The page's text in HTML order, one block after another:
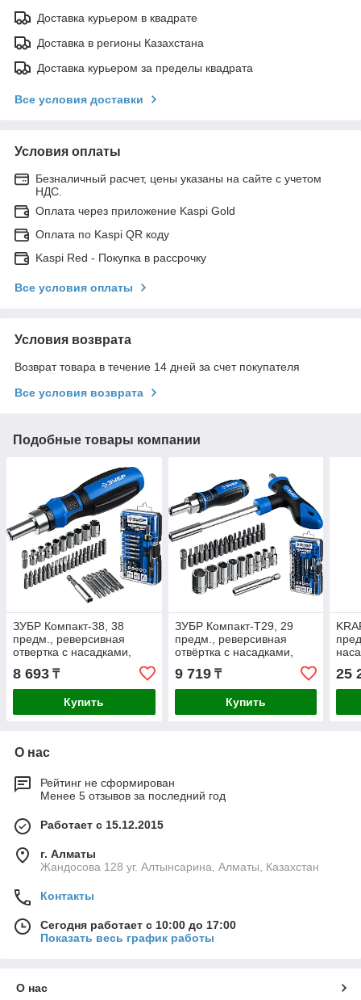
Доставка курьером в квадрате
Доставка в регионы Казахстана
Доставка курьером за пределы квадрата
Все условия доставки
Условия оплаты
Безналичный расчет, цены указаны на сайте с учетом
НДС.
Оплата через приложение Kaspi Gold
Оплата по Kaspi QR коду
Kaspi Red - Покупка в рассрочку
Все условия оплаты
Условия возврата
Возврат товара в течение 14 дней за счет покупателя
Все условия возврата
Подобные товары компании
ЗУБР Компакт-38, 38
предм., реверсивная
отвертка с насадками,
Профессионал (25165-
H38)
8 693 ₸
Купить
ЗУБР Компакт-Т29, 29
предм., реверсивная
отвёртка с насадками,
Профессионал (25168-
H29)
9 719₸
Купить
25
О нас
Рейтинг не сформирован
Менее 5 отзывов за последний год
Работает с 15.12.2015
г. Алматы
Жандосова 128 уг. Алтынсарина, Алматы, Казахстан
Контакты
Сегодня работает с 10:00 до 17:00
Показать весь график работы
О нас